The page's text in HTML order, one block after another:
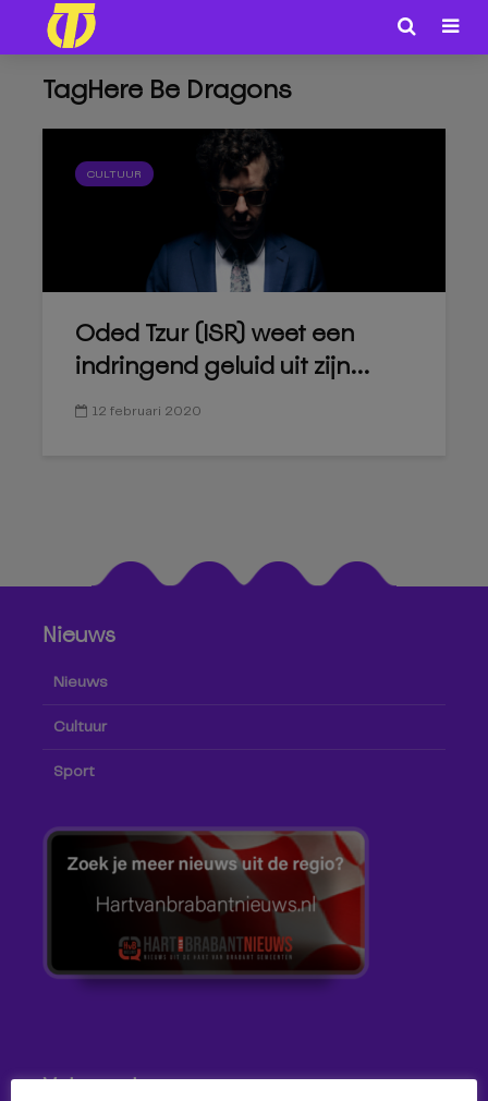
TagHere Be Dragons
CULTUUR
Oded Tzur (ISR) weet een
indringend geluid uit zijn...
12 februari 2020
Nieuws
Nieuws
Cultuur
Sport
Volg ons!